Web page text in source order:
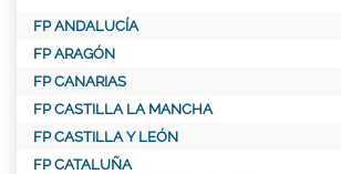
FP ANDALUCÍA
FP ARAGÓN
FP CANARIAS
FP CASTILLA LA MANCHA
FP CASTILLA Y LEÓN
FP CATALUÑA